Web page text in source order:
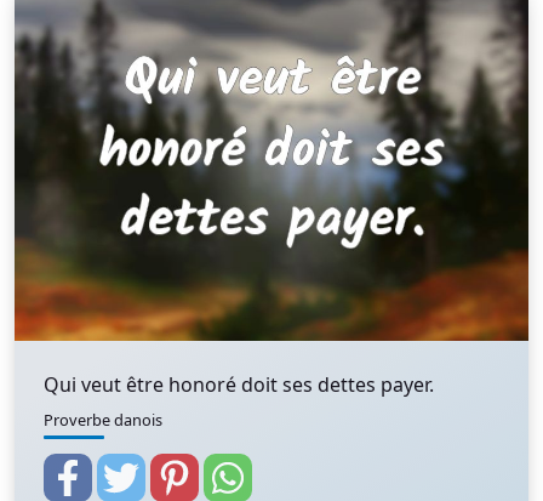
Qui veut être honoré doit ses dettes payer.
Proverbe danois